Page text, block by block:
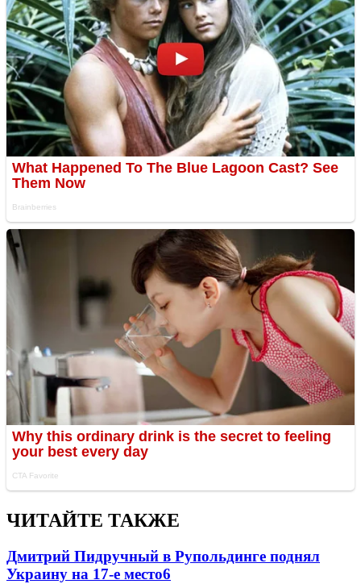
ЧИТАЙТЕ ТАКЖЕ
Дмитрий Пидручный в Рупольдинге поднял
Украину на 17-е место6